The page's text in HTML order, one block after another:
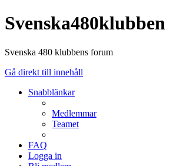
Svenska480klubben
Svenska 480 klubbens forum
Gå direkt till innehåll
Snabblänkar
Medlemmar
Teamet
FAQ
Logga in